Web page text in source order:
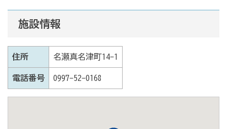
施設情報
住所 名瀬真名津町14-1
電話番号 0997-52-0168